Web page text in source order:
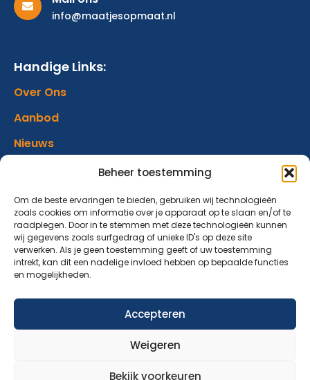
Beheer toestemming
Om de beste ervaringen te bieden, gebruiken wij technologieën
zoals cookies om informatie over je apparaat op te slaan en/of te
raadplegen. Door in te stemmen met deze technologieën kunnen
wij gegevens zoals surfgedrag of unieke ID's op deze site
verwerken. Als je geen toestemming geeft of uw toestemming
intrekt, kan dit een nadelige invloed hebben op bepaalde functies
en mogelijkheden.
Accepteren
Weigeren
Bekijk voorkeuren
info@maatjesopmaat.nl
Handige Links:
Over Ons
Aanbod
Nieuws
Donatie
Contact
Abonneer op onze nieuwsbrief
Aanmelden nieuwsbrief